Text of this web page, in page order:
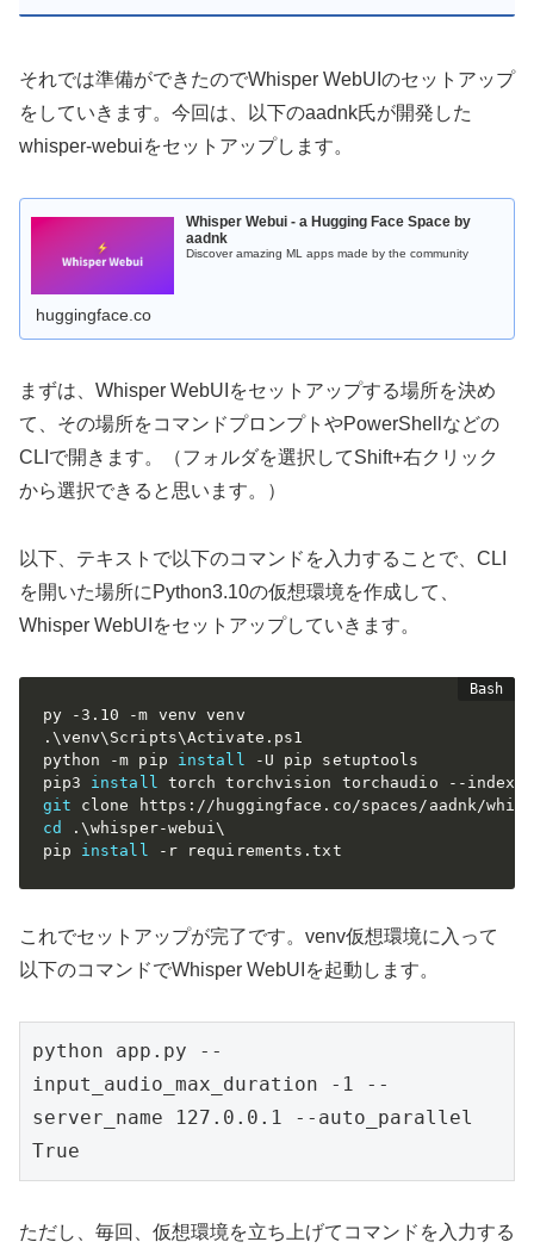
それでは準備ができたのでWhisper WebUIのセットアップ
をしていきます。今回は、以下のaadnk氏が開発した
whisper-webuiをセットアップします。
Whisper Webui - a Hugging Face Space by
aadnk
Discover amazing ML apps made by the community
huggingface.co
まずは、Whisper WebUIをセットアップする場所を決め
て、その場所をコマンドプロンプトやPowerShellなどの
CLIで開きます。（フォルダを選択してShift+右クリック
から選択できると思います。）
以下、テキストで以下のコマンドを入力することで、CLI
を開いた場所にPython3.10の仮想環境を作成して、
Whisper WebUIをセットアップしていきます。
py -3.10 -m venv venv
.\venv\Scripts\Activate.ps1
python -m pip install -U pip setuptools
pip3 install
git
cd
.\whisper-webui\
pip install -r requirements.txt
これでセットアップが完了です。venv仮想環境に入って
以下のコマンドでWhisper WebUIを起動します。
python app.py --
input_audio_max_duration -1 --
server_name 127.0.0.1 --auto_parallel
True
ただし、毎回、仮想環境を立ち上げてコマンドを入力する